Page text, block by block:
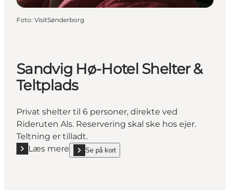
Foto: VisitSønderborg
Sandvig Hø-Hotel Shelter &
Teltplads
Privat shelter til 6 personer, direkte ved
Rideruten Als. Reservering skal ske hos ejer.
Teltning er tilladt.
Læs mere
Læs mere "Sandvig Hø-Hotel Shelter & Teltplads"
Se på kort
show Sandvig Hø-Hotel Shelter & Teltplads on_map